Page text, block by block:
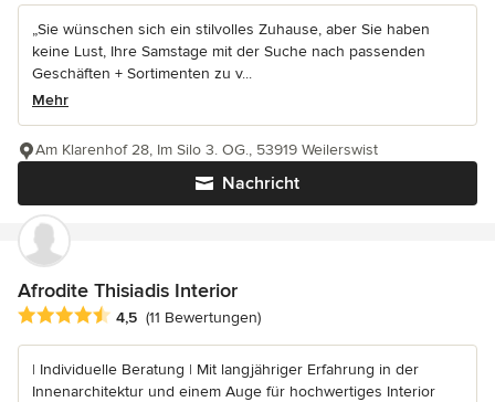
„Sie wünschen sich ein stilvolles Zuhause, aber Sie haben
keine Lust, Ihre Samstage mit der Suche nach passenden
Geschäften + Sortimenten zu v...
Mehr
Nachricht
Am Klarenhof 28, Im Silo 3. OG., 53919 Weilerswist
Afrodite Thisiadis Interior
Durchschnittliche Bewertung: 4.5 von 5 Sternen
4,5 (11 Bewertungen)
| Individuelle Beratung | Mit langjähriger Erfahrung in der
Innenarchitektur und einem Auge für hochwertiges Interior